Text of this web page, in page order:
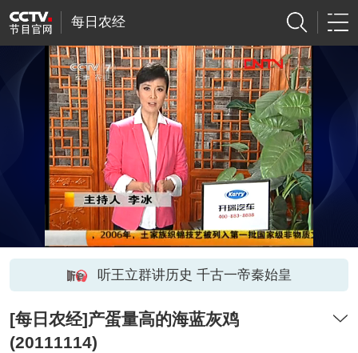
每日农经
听王立群讲历史 千古一帝秦始皇
[每日农经]产蛋量高的海蓝灰鸡
(20111114)